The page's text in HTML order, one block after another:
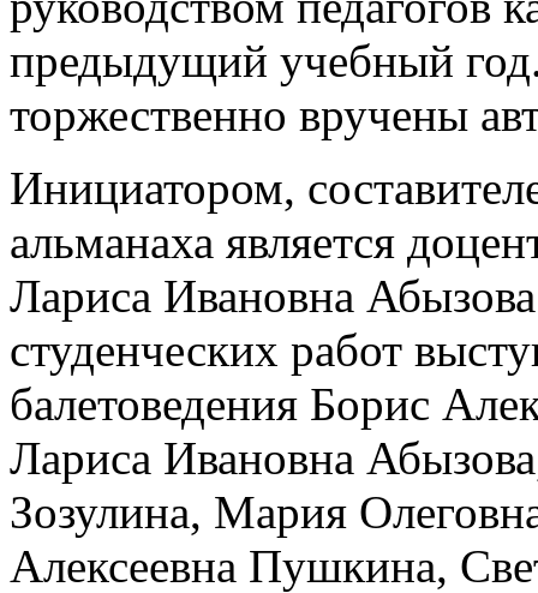
предыдущий учебный
торжественно вручены
Инициатором,
альманаха является
Лариса Ивановна
студенческих работ
балетоведения Борис
Лариса Ивановна
Зозулина, Мария
Алексеевна Пушкина,